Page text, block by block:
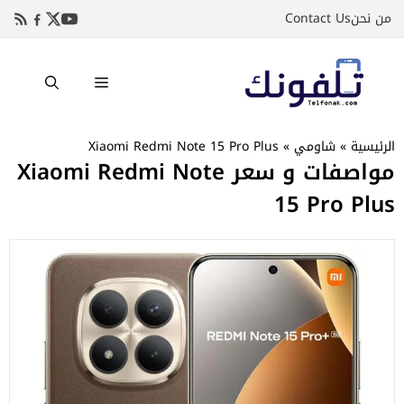
إلىمن نحنContact Us
القائمة
الرئيسية »شاومي »
Xiaomi Redmi Note 15 Pro Plus
مواصفات و سعر Xiaomi Redmi Note
15 Pro Plus